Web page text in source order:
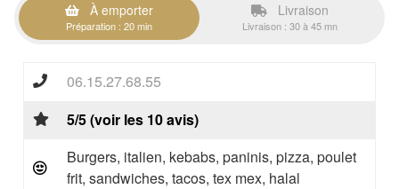
À emporter
Préparation : 20 min
Livraison
Livraison : 30 à 45 mn
06.15.27.68.55
5/5 (voir les 10 avis)
Burgers, italien, kebabs, paninis, pizza, poulet
frit, sandwiches, tacos, tex mex, halal